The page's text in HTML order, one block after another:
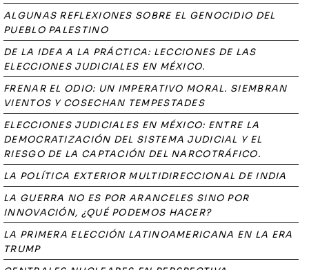
ALGUNAS REFLEXIONES SOBRE EL GENOCIDIO DEL
PUEBLO PALESTINO
DE LA IDEA A LA PRÁCTICA: LECCIONES DE LAS
ELECCIONES JUDICIALES EN MÉXICO.
FRENAR EL ODIO: UN IMPERATIVO MORAL. SIEMBRAN
VIENTOS Y COSECHAN TEMPESTADES
ELECCIONES JUDICIALES EN MÉXICO: ENTRE LA
DEMOCRATIZACIÓN DEL SISTEMA JUDICIAL Y EL
RIESGO DE LA CAPTACIÓN DEL NARCOTRÁFICO.
LA POLÍTICA EXTERIOR MULTIDIRECCIONAL DE INDIA
LA GUERRA NO ES POR ARANCELES SINO POR
INNOVACIÓN, ¿QUÉ PODEMOS HACER?
LA PRIMERA ELECCIÓN LATINOAMERICANA EN LA ERA
TRUMP